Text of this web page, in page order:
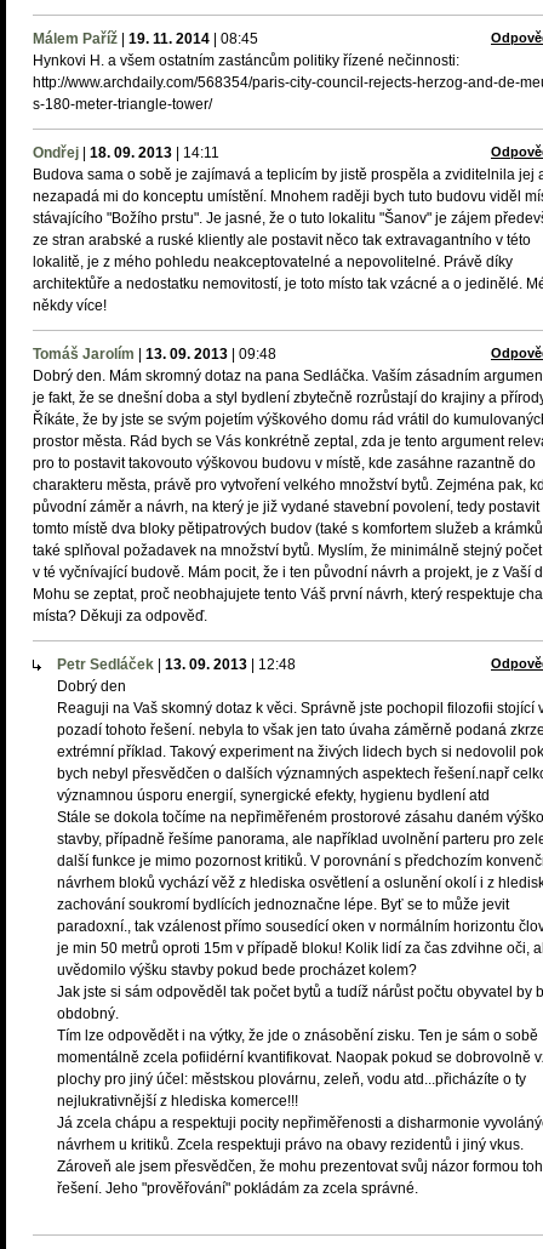
Málem Paříž 19. 11. 2014 08:45
Hynkovi H. a všem ostatním zastáncům politiky řízené nečinnosti:
http://www.archdaily.com/568354/paris-city-council-rejects-herzog-and-de-
s-180-meter-triangle-tower/
Ondřej 18. 09. 2013 14:11
Budova sama o sobě je zajímavá a teplicím by jistě prospěla a zviditelnila jej
nezapadá mi do konceptu umístění. Mnohem raději bych tuto budovu viděl
stávajícího "Božího prstu". Je jasné, že o tuto lokalitu "Šanov" je zájem
ze stran arabské a ruské kliently ale postavit něco tak extravagantního v této
lokalitě, je z mého pohledu neakceptovatelné a nepovolitelné. Právě díky
architektůře a nedostatku nemovitostí, je toto místo tak vzácné a o jedinělé.
někdy více!
Tomáš Jarolím 13. 09. 2013 09:48
Dobrý den. Mám skromný dotaz na pana Sedláčka. Vaším zásadním
je fakt, že se dnešní doba a styl bydlení zbytečně rozrůstají do krajiny a
Říkáte, že by jste se svým pojetím výškového domu rád vrátil do
prostor města. Rád bych se Vás konkrétně zeptal, zda je tento argument
pro to postavit takovouto výškovou budovu v místě, kde zasáhne razantně do
charakteru města, právě pro vytvoření velkého množství bytů. Zejména pak,
původní záměr a návrh, na který je již vydané stavební povolení, tedy postavit
tomto místě dva bloky pětipatrových budov (také s komfortem služeb a
také splňoval požadavek na množství bytů. Myslím, že minimálně stejný
v té vyčnívající budově. Mám pocit, že i ten původní návrh a projekt, je z Vaší
Mohu se zeptat, proč neobhajujete tento Váš první návrh, který respektuje
místa? Děkuji za odpověď.
Petr Sedláček 13. 09. 2013 12:48
Dobrý den
Reaguji na Vaš skomný dotaz k věci. Správně jste pochopil filozofii stojící
pozadí tohoto řešení. nebyla to však jen tato úvaha záměrně podaná
extrémní příklad. Takový experiment na živých lidech bych si nedovolil
bych nebyl přesvědčen o dalších významných aspektech řešení.např
významnou úsporu energií, synergické efekty, hygienu bydlení atd
Stále se dokola točíme na nepřiměřeném prostorové zásahu daném
stavby, případně řešíme panorama, ale například uvolnění parteru pro
další funkce je mimo pozornost kritiků. V porovnání s předchozím
návrhem bloků vychází věž z hlediska osvětlení a oslunění okolí i z
zachování soukromí bydlících jednoznačne lépe. Byť se to může jevit
paradoxní., tak vzálenost přímo sousedící oken v normálním horizontu
je min 50 metrů oproti 15m v případě bloku! Kolik lidí za čas zdvihne oči,
uvědomilo výšku stavby pokud bede procházet kolem?
Jak jste si sám odpověděl tak počet bytů a tudíž nárůst počtu obyvatel by
obdobný.
Tím lze odpovědět i na výtky, že jde o znásobění zisku. Ten je sám o sobě
momentálně zcela pofiidérní kvantifikovat. Naopak pokud se dobrovolně
plochy pro jiný účel: městskou plovárnu, zeleň, vodu atd...přicházíte o ty
nejlukrativnější z hlediska komerce!!!
Já zcela chápu a respektuji pocity nepřiměřenosti a disharmonie
návrhem u kritiků. Zcela respektuji právo na obavy rezidentů i jiný vkus.
Zároveň ale jsem přesvědčen, že mohu prezentovat svůj názor formou
řešení. Jeho "prověřování" pokládám za zcela správné.